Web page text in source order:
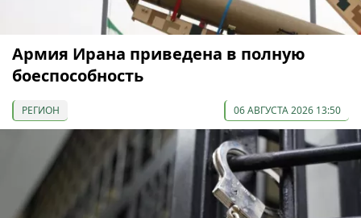
Армия Ирана приведена в полную
боеспособность
РЕГИОН 06 АВГУСТА 2026 13:50